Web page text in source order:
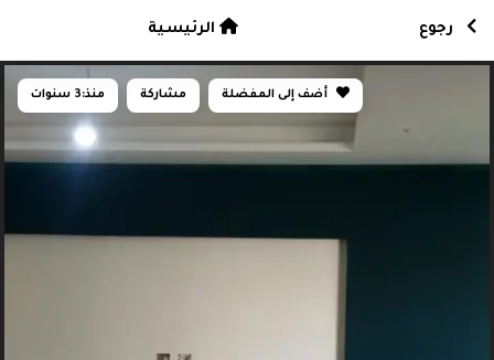
أضف إلى المفضلة مشاركة منذ:3 سنوات
رجوع الرئيسية